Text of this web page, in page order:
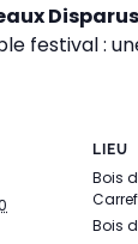
festival :
LIEU
Bois
Bois